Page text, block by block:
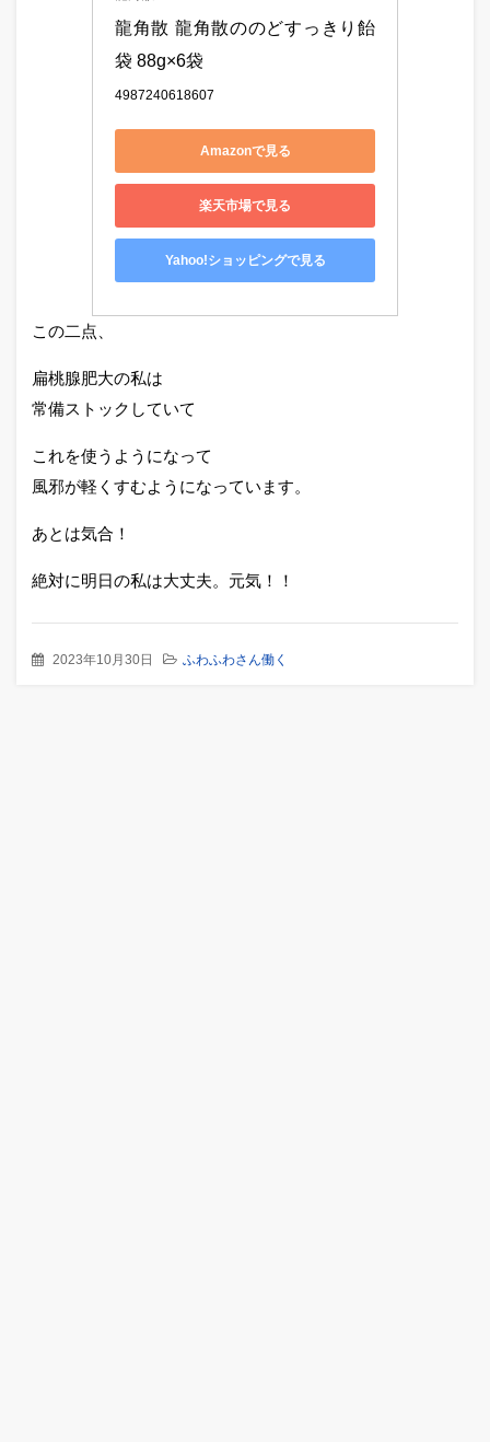
龍角散 龍角散ののどすっきり飴
袋 88g×6袋
4987240618607
Amazonで見る
楽天市場で見る
Yahoo!ショッピングで見る
この二点、
扁桃腺肥大の私は
常備ストックしていて
これを使うようになって
風邪が軽くすむようになっています。
あとは気合！
絶対に明日の私は大丈夫。元気！！
2023年10月30日 ふわふわさん働く